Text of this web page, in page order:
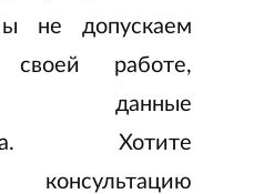
не допускаем
работе,
данные
Хотите